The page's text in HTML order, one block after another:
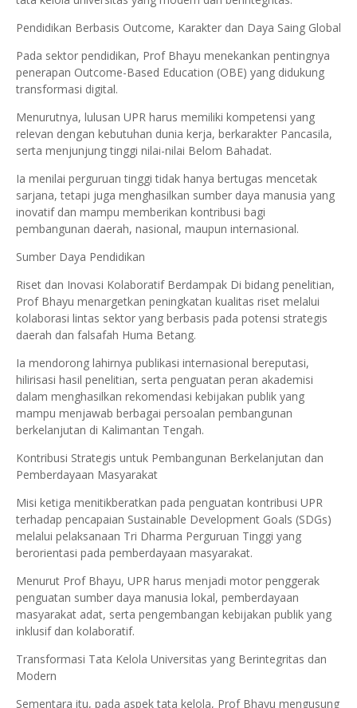
Pendidikan Berbasis Outcome, Karakter dan Daya Saing Global
Pada sektor pendidikan, Prof Bhayu menekankan pentingnya
penerapan Outcome-Based Education (OBE) yang didukung
transformasi digital.
Menurutnya, lulusan UPR harus memiliki kompetensi yang
relevan dengan kebutuhan dunia kerja, berkarakter Pancasila,
serta menjunjung tinggi nilai-nilai Belom Bahadat.
Ia menilai perguruan tinggi tidak hanya bertugas mencetak
sarjana, tetapi juga menghasilkan sumber daya manusia yang
inovatif dan mampu memberikan kontribusi bagi
pembangunan daerah, nasional, maupun internasional.
Sumber Daya Pendidikan
Riset dan Inovasi Kolaboratif Berdampak Di bidang penelitian,
Prof Bhayu menargetkan peningkatan kualitas riset melalui
kolaborasi lintas sektor yang berbasis pada potensi strategis
daerah dan falsafah Huma Betang.
Ia mendorong lahirnya publikasi internasional bereputasi,
hilirisasi hasil penelitian, serta penguatan peran akademisi
dalam menghasilkan rekomendasi kebijakan publik yang
mampu menjawab berbagai persoalan pembangunan
berkelanjutan di Kalimantan Tengah.
Kontribusi Strategis untuk Pembangunan Berkelanjutan dan
Pemberdayaan Masyarakat
Misi ketiga menitikberatkan pada penguatan kontribusi UPR
terhadap pencapaian Sustainable Development Goals (SDGs)
melalui pelaksanaan Tri Dharma Perguruan Tinggi yang
berorientasi pada pemberdayaan masyarakat.
Menurut Prof Bhayu, UPR harus menjadi motor penggerak
penguatan sumber daya manusia lokal, pemberdayaan
masyarakat adat, serta pengembangan kebijakan publik yang
inklusif dan kolaboratif.
Transformasi Tata Kelola Universitas yang Berintegritas dan
Modern
Sementara itu, pada aspek tata kelola, Prof Bhayu mengusung